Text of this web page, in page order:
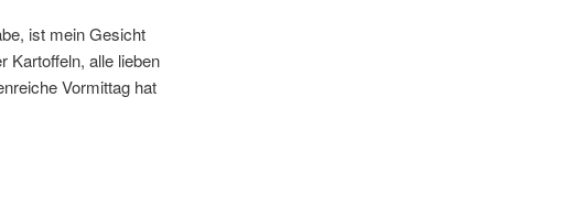
ist mein Gesicht
Kartoffeln, alle lieben
Vormittag hat